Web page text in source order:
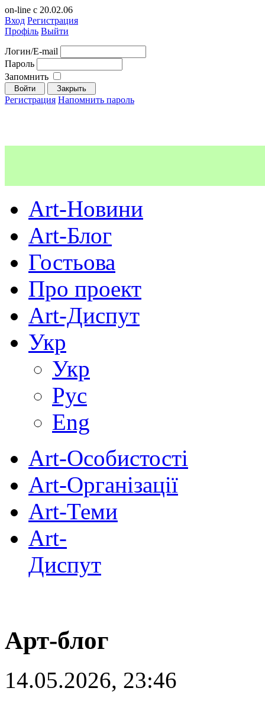
on-line с 20.02.06
Вход Регистрация
Профіль Выйти
Логин/E-mail
Пароль
Запомнить
Регистрация Напомнить пароль
Art-Новини
Art-Блог
Гостьова
Про проект
Art-Диспут
Укр
Укр
Рус
Eng
Art-Особистості
Art-Організації
Art-Теми
Art-
Диспут
Арт-блог
14.05.2026, 23:46